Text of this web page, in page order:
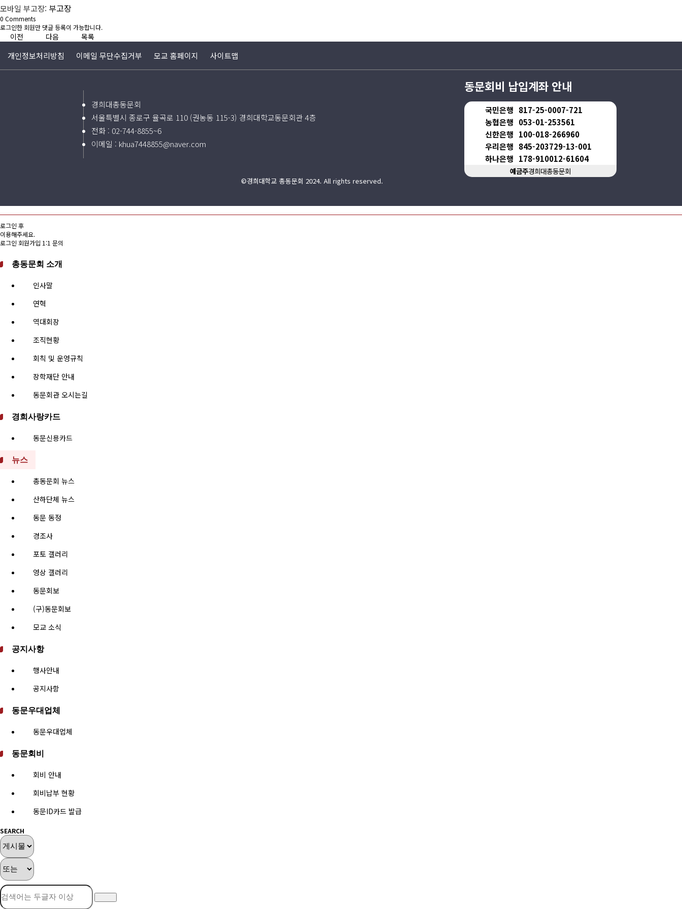
모바일 부고장: 부고장
0 Comments
로그인한 회원만 댓글 등록이 가능합니다.
이전 다음 목록
개인정보처리방침 이메일 무단수집거부 모교 홈페이지 사이트맵
경희대총동문회
서울특별시 종로구 율곡로 110 (권농동 115-3) 경희대학교동문회관 4층
전화 : 02-744-8855~6
이메일 : khua7448855@naver.com
동문회비 납입계좌 안내
국민은행 817-25-0007-721
농협은행 053-01-253561
신한은행 100-018-266960
우리은행 845-203729-13-001
하나은행 178-910012-61604
예금주경희대총동문회
©경희대학교 총동문회 2024. All rights reserved.
로그인 후
이용해주세요.
로그인 회원가입 1:1 문의
총동문회 소개
인사말
연혁
역대회장
조직현황
회칙 및 운영규칙
장학재단 안내
동문회관 오시는길
경희사랑카드
동문신용카드
뉴스
총동문회 뉴스
산하단체 뉴스
동문 동정
경조사
포토 갤러리
영상 갤러리
동문회보
(구)동문회보
모교 소식
공지사항
행사안내
공지사항
동문우대업체
동문우대업체
동문회비
회비 안내
회비납부 현황
동문ID카드 발급
SEARCH